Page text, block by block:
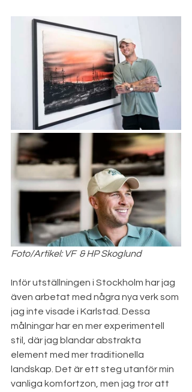
Foto/Artikel: VF  & HP Skoglund
Inför utställningen i Stockholm har jag
även arbetat med några nya verk som
jag inte visade i Karlstad. Dessa
målningar har en mer experimentell
stil, där jag blandar abstrakta
element med mer traditionella
landskap. Det är ett steg utanför min
vanliga komfortzon, men jag tror att